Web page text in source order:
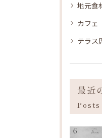
地元食
カフェ
テラス
最近
Posts